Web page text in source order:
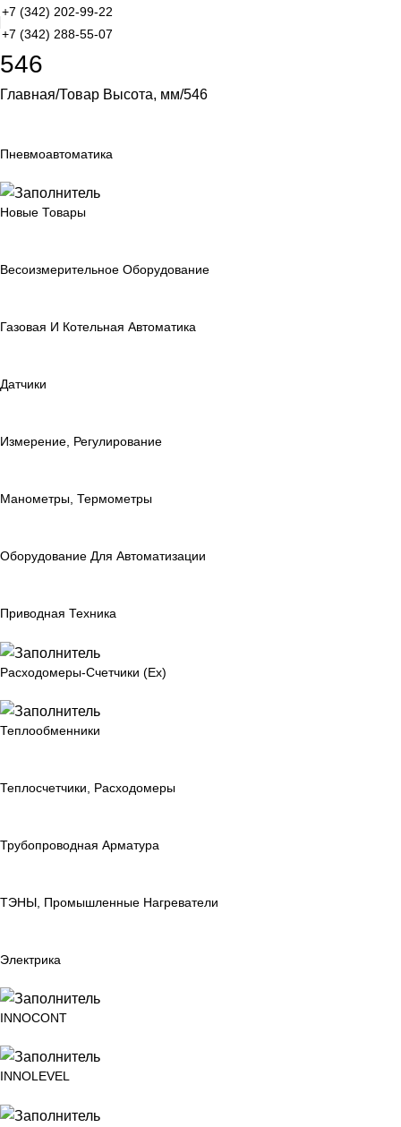
+7 (342) 202-99-22
+7 (342) 288-55-07
546
Главная Товар Высота, мм 546
Пневмоавтоматика
Новые Товары
Весоизмерительное Оборудование
Газовая И Котельная Автоматика
Датчики
Измерение, Регулирование
Манометры, Термометры
Оборудование Для Автоматизации
Приводная Техника
Расходомеры-Счетчики (Ex)
Теплообменники
Теплосчетчики, Расходомеры
Трубопроводная Арматура
ТЭНЫ, Промышленные Нагреватели
Электрика
INNOCONT
INNOLEVEL